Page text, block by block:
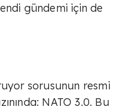
gündemi için de
sorusunun resmi
NATO 3.0. Bu